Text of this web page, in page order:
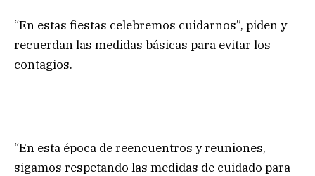
“En estas fiestas celebremos cuidarnos”, piden y
recuerdan las medidas básicas para evitar los
contagios.
“En esta época de reencuentros y reuniones,
sigamos respetando las medidas de cuidado para